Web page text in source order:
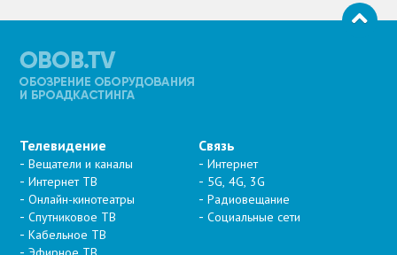
Телевидение
Вещатели и каналы
Интернет ТВ
Онлайн-кинотеатры
Спутниковое ТВ
Кабельное ТВ
Связь
Интернет
5G, 4G, 3G
Радиовещание
Социальные сети